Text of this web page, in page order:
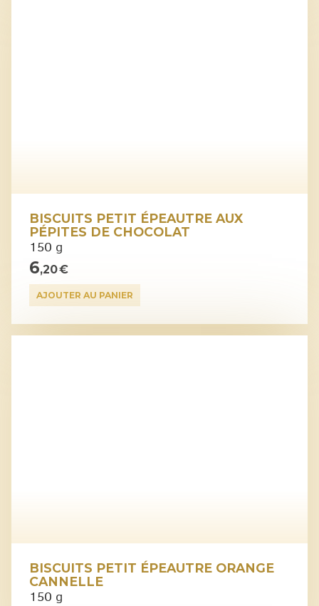
BISCUITS PETIT ÉPEAUTRE AUX
PÉPITES DE CHOCOLAT
150 g
6,20 €
AJOUTER AU PANIER
BISCUITS PETIT ÉPEAUTRE ORANGE
CANNELLE
150 g